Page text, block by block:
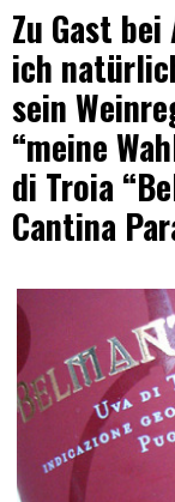
Wein
Zu Gast
ich
sein
“meine
di Troia
Cantina